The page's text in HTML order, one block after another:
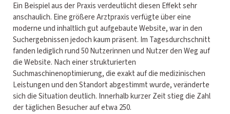
Ein Beispiel aus der Praxis verdeutlicht diesen Effekt sehr
anschaulich. Eine größere Arztpraxis verfügte über eine
moderne und inhaltlich gut aufgebaute Website, war in den
Suchergebnissen jedoch kaum präsent. Im Tagesdurchschnitt
fanden lediglich rund 50 Nutzerinnen und Nutzer den Weg auf
die Website. Nach einer strukturierten
Suchmaschinenoptimierung, die exakt auf die medizinischen
Leistungen und den Standort abgestimmt wurde, veränderte
sich die Situation deutlich. Innerhalb kurzer Zeit stieg die Zahl
der täglichen Besucher auf etwa 250.